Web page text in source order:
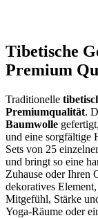
Tibetische
Premium
Traditionelle
Premiumqualität.
Baumwolle
und eine sorgfältige
Sets von 25
und bringt so eine
Zuhause oder Ihren
dekoratives
Mitgefühl, Stärke
Yoga-Räume oder